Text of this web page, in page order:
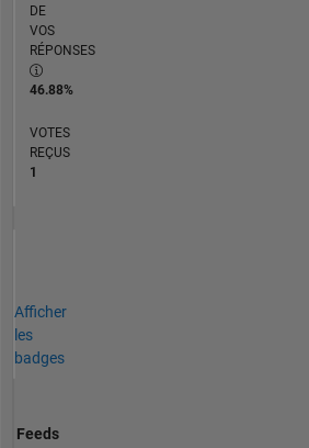
DE
VOS
RÉPONSES
46.88%
VOTES
REÇUS
1
Afficher
les
badges
Feeds